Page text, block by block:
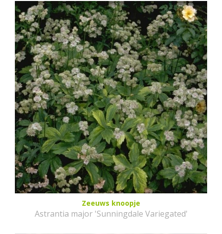
Zeeuws knoopje
Astrantia major 'Sunningdale Variegated'